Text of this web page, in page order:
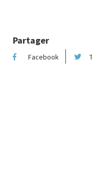
Partager
Facebook